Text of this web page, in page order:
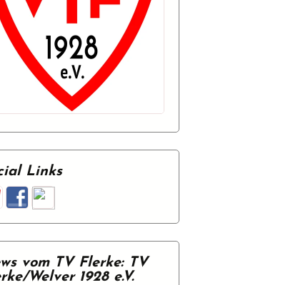
Links
vom TV Flerke: TV
Welver 1928 e.V.